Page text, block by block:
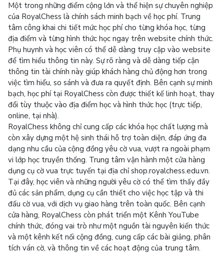
Một trong những điểm cộng lớn và thể hiện sự chuyên nghiệp
của RoyalChess là chính sách minh bạch về học phí. Trung
tâm công khai chi tiết mức học phí cho từng khóa học, từng
địa điểm và từng hình thức học ngay trên website chính thức.
Phụ huynh và học viên có thể dễ dàng truy cập vào website
để tìm hiểu thông tin này. Sự rõ ràng và dễ dàng tiếp cận
thông tin tài chính này giúp khách hàng chủ động hơn trong
việc tìm hiểu, so sánh và đưa ra quyết định. Bên cạnh sự minh
bạch, học phí tại RoyalChess còn được thiết kế linh hoạt, thay
đổi tùy thuộc vào địa điểm học và hình thức học (trực tiếp,
online, tại nhà).
RoyalChess không chỉ cung cấp các khóa học chất lượng mà
còn xây dựng một hệ sinh thái hỗ trợ toàn diện, đáp ứng đa
dạng nhu cầu của cộng đồng yêu cờ vua, vượt ra ngoài phạm
vi lớp học truyền thống. Trung tâm vận hành một cửa hàng
dụng cụ cờ vua trực tuyến tại địa chỉ shop.royalchess.edu.vn.
Tại đây, học viên và những người yêu cờ có thể tìm thấy đầy
đủ các sản phẩm, dụng cụ cần thiết cho việc học tập và thi
đấu cờ vua, với dịch vụ giao hàng trên toàn quốc. Bên cạnh
cửa hàng, RoyalChess còn phát triển một Kênh YouTube
chính thức, đóng vai trò như một nguồn tài nguyên kiến thức
và một kênh kết nối cộng đồng, cung cấp các bài giảng, phân
tích ván cờ, và thông tin về các hoạt động của trung tâm.